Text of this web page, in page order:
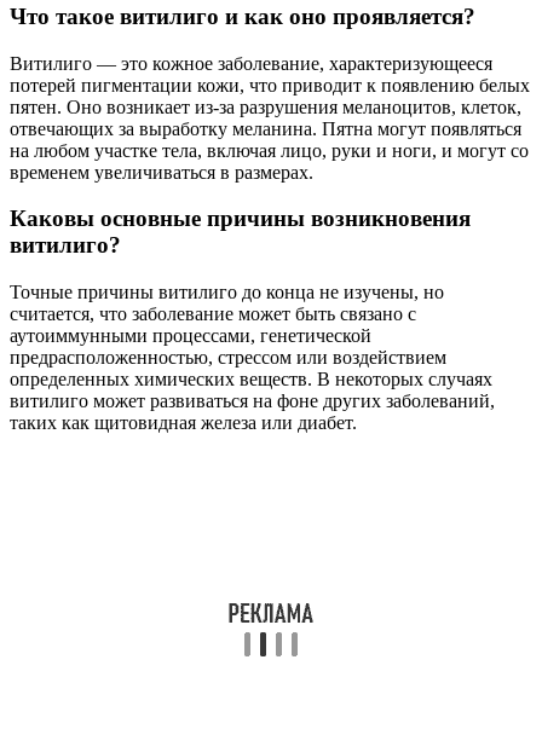
Что такое витилиго и как оно проявляется?
Витилиго — это кожное заболевание, характеризующееся
потерей пигментации кожи, что приводит к появлению белых
пятен. Оно возникает из-за разрушения меланоцитов, клеток,
отвечающих за выработку меланина. Пятна могут появляться
на любом участке тела, включая лицо, руки и ноги, и могут со
временем увеличиваться в размерах.
Каковы основные причины возникновения
витилиго?
Точные причины витилиго до конца не изучены, но
считается, что заболевание может быть связано с
аутоиммунными процессами, генетической
предрасположенностью, стрессом или воздействием
определенных химических веществ. В некоторых случаях
витилиго может развиваться на фоне других заболеваний,
таких как щитовидная железа или диабет.